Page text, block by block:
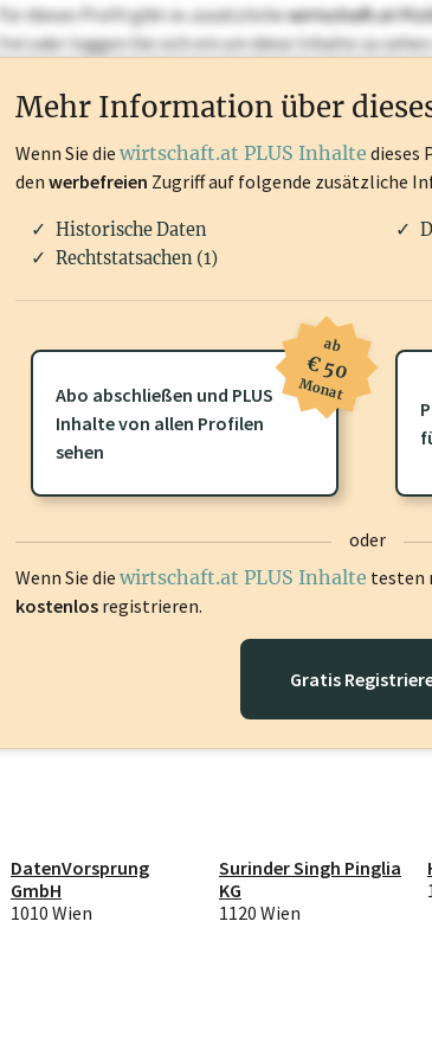
Für dieses Profil gibt es zusätzlichewirtschaft.at
frei oder loggen Sie sich ein um diese Inhalte zu
Für dieses Profil gibt es zusätzliche wirtschaft.at
frei oder loggen Sie sich ein um diese Inhalte zu sehen.
Mehr Information über
Wenn Sie die wirtschaft.at PLUS Inhalte dieses
den werbefreien Zugriff auf folgende zusätzliche
Historische Daten
Rechtstatsachen (1)
Abo abschließen und PLUS
Inhalte von allen Profilen
sehen
ab
€ 50
Monat
oder
Wenn Sie die wirtschaft.at PLUS Inhalte testen
kostenlos registrieren.
Gratis
DatenVorsprung
GmbH
1010 Wien
Surinder Singh Pinglia
KG
1120 Wien